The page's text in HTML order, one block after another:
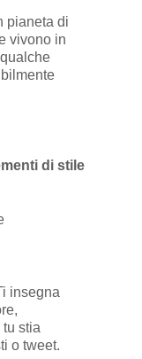
pianeta di
vivono in
di stile
insegna
stia
o tweet.